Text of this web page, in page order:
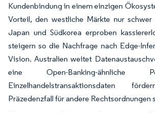
Kundenbindung in einem einzigen
Vorteil, den westliche Märkte nur schwer
Japan und Südkorea erproben
steigern so die Nachfrage nach Edge-
Vision. Australien weitet
eine Open-Banking-ähnliche
Einzelhandelstransaktionsdaten
Präzedenzfall für andere Rechtsordnungen